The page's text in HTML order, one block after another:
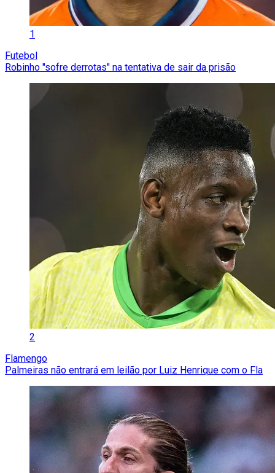
1
Futebol
Robinho "sofre derrotas" na tentativa de sair da prisão
2
Flamengo
Palmeiras não entrará em leilão por Luiz Henrique com o Fla